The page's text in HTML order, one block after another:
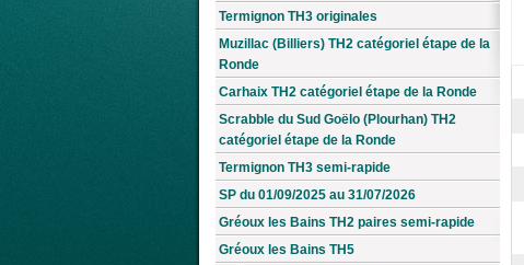
Termignon TH3 originales
Muzillac (Billiers) TH2 catégoriel étape de la
Ronde
Carhaix TH2 catégoriel étape de la Ronde
Scrabble du Sud Goëlo (Plourhan) TH2
catégoriel étape de la Ronde
Termignon TH3 semi-rapide
SP du 01/09/2025 au 31/07/2026
Gréoux les Bains TH2 paires semi-rapide
Gréoux les Bains TH5